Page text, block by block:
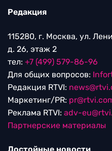
Редакция
115280, г. Москва, ул.
д. 26, этаж 2
тел: +7 (499) 579-86-96
Для общих вопросов:
Редакция RTVI:
Маркетинг/PR:
Реклама RTVI: adv-
Партнерские материалы